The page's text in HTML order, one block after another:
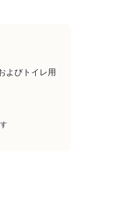
よびトイレ用